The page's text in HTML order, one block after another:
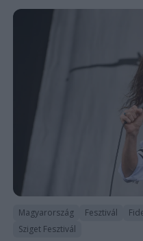
Magyarország Fesztivál
Sziget Fesztivál